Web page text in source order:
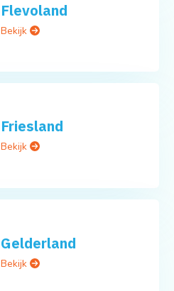
Flevoland
Bekijk
Friesland
Bekijk
Gelderland
Bekijk